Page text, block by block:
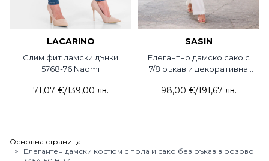
LACARINO
Слим фит дамски дънки
5768-76 Naomi
71,07 €/139,00 лв.
SASIN
Елегантно дамско сако с
7/8 ръкав и декоративна
98,00 €/191,67 лв.
Основна страница
>
Елегантен дамски костюм с пола и сако без ръкав в розово